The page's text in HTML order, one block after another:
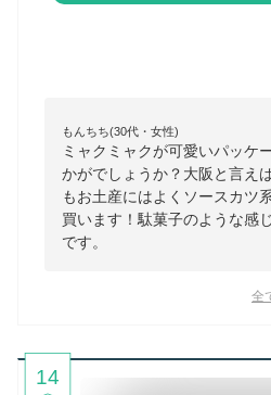
もんちち(30代・女性)
ミャクミャクが可愛いパッケ
かがでしょうか？大阪と言え
もお土産にはよくソースカツ
買います！駄菓子のような感
です。
全
14